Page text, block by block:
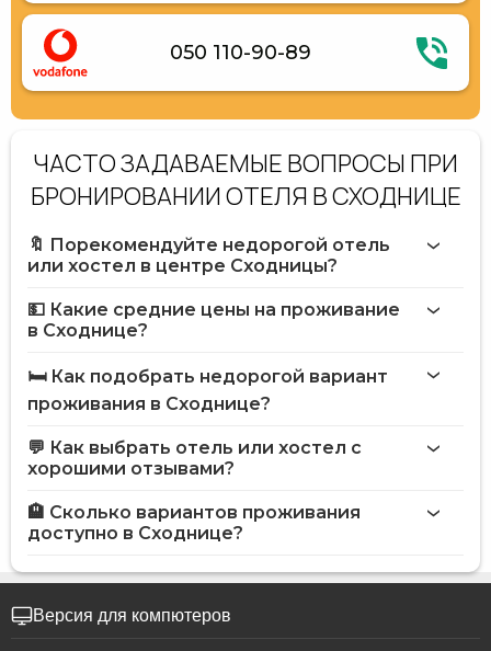
050 110-90-89
ЧАСТО ЗАДАВАЕМЫЕ ВОПРОСЫ ПРИ
БРОНИРОВАНИИ ОТЕЛЯ В СХОДНИЦЕ
🔖 Порекомендуйте недорогой отель
или хостел в центре Сходницы?
💵 Какие средние цены на проживание
в Сходнице?
🛏️ Как подобрать недорогой вариант
проживания в Сходнице?
💬 Как выбрать отель или хостел с
хорошими отзывами?
🏨 Сколько вариантов проживания
доступно в Сходнице?
Версия для компютеров